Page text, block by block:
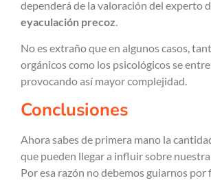
dependerá de la valoración del experto
eyaculación precoz
No es extraño que en algunos casos,
orgánicos como los psicológicos se
provocando así mayor complejidad.
Conclusiones
Ahora sabes de primera mano la
que pueden llegar a influir sobre nuestra
Por esa razón no debemos guiarnos por